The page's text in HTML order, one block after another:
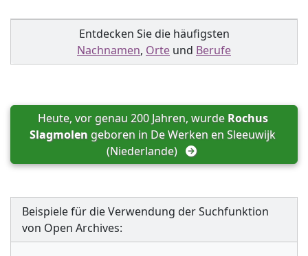
Entdecken Sie die häufigsten
Nachnamen, Orte und Berufe
Heute, vor genau 200 Jahren, wurde Rochus
Slagmolen geboren in De Werken en Sleeuwijk
(Niederlande)
Beispiele für die Verwendung der Suchfunktion
von Open Archives: